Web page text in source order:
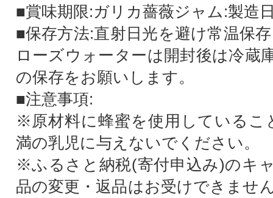
■賞味期限:ガリカ薔薇ジャム:製
■保存方法:直射日光を避け常温保
ローズウォーターは開封後は冷蔵
の保存をお願いします。
■注意事項:
※原材料に蜂蜜を使用しているこ
満の乳児に与えないでください。
※ふるさと納税(寄付申込み)のキ
品の変更・返品はお受けできませ